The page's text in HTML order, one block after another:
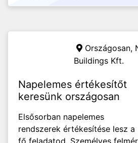
Országosan,
Buildings Kft.
Napelemes értékesítőt
keresünk országosan
Elsősorban napelemes
rendszerek értékesítése lesz a
fő feladatod. Személyes